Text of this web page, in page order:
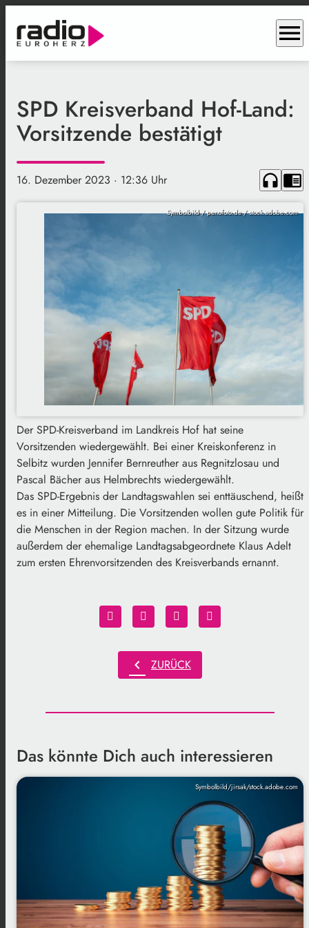
menu
SPD Kreisverband Hof-Land:
Vorsitzende bestätigt
16. Dezember 2023 · 12:36 Uhr headphones chrome_reader_mode
Symbolbild / penofoto.de / stock.adobe.com
Der SPD-Kreisverband im Landkreis Hof hat seine
Vorsitzenden wiedergewählt. Bei einer Kreiskonferenz in
Selbitz wurden Jennifer Bernreuther aus Regnitzlosau und
Pascal Bächer aus Helmbrechts wiedergewählt.
Das SPD-Ergebnis der Landtagswahlen sei enttäuschend, heißt
es in einer Mitteilung. Die Vorsitzenden wollen gute Politik für
die Menschen in der Region machen. In der Sitzung wurde
außerdem der ehemalige Landtagsabgeordnete Klaus Adelt
zum ersten Ehrenvorsitzenden des Kreisverbands ernannt.
chevron_left ZURÜCK
Das könnte Dich auch interessieren
Symbolbild/jirsak/stock.adobe.com